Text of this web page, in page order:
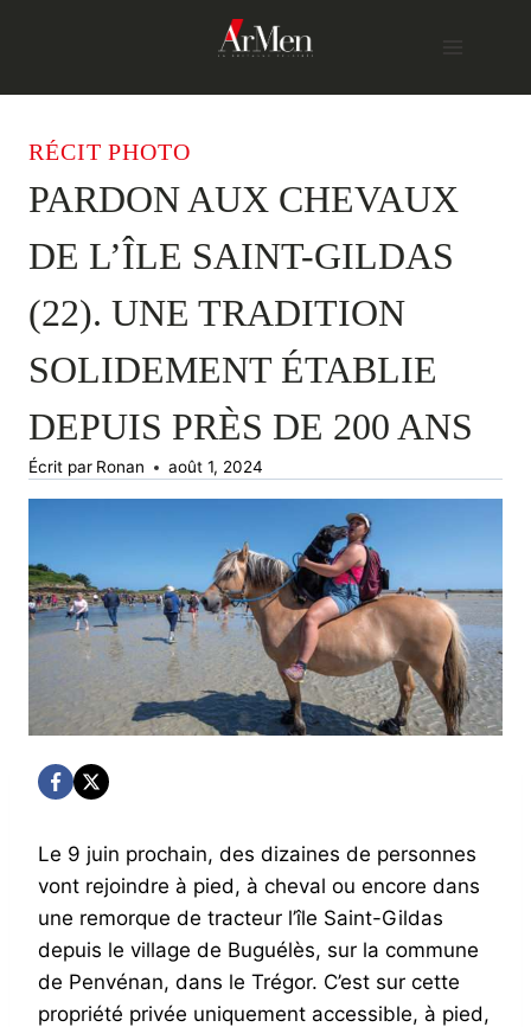
RÉCIT PHOTO
PARDON AUX CHEVAUX
DE L’ÎLE SAINT-GILDAS
(22). UNE TRADITION
SOLIDEMENT ÉTABLIE
DEPUIS PRÈS DE 200 ANS
Écrit par Ronan août 1, 2024
Le 9 juin prochain, des dizaines de personnes
vont rejoindre à pied, à cheval ou encore dans
une remorque de tracteur l’île Saint-Gildas
depuis le village de Buguélès, sur la commune
de Penvénan, dans le Trégor. C’est sur cette
propriété privée uniquement accessible, à pied,